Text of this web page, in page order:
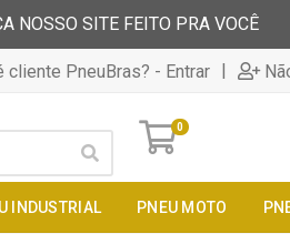
NOSSO SITE FEITO PRA VOCÊ
cliente PneuBras? - Entrar |
0
INDUSTRIAL PNEU MOTO